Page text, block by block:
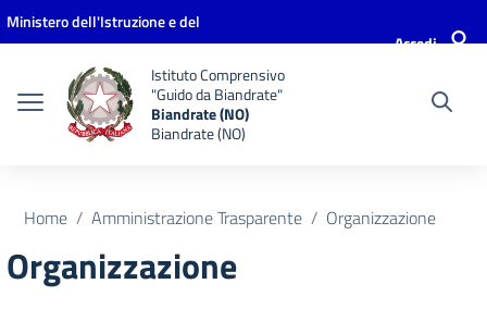
Vai ai contenuti
Vai al menu di navigazione
Vai al footer
Ministero dell'Istruzione e del
Accedi
Istituto Comprensivo
"Guido da Biandrate"
Biandrate (NO)
Biandrate (NO)
Home Amministrazione Trasparente Organizzazione
Organizzazione